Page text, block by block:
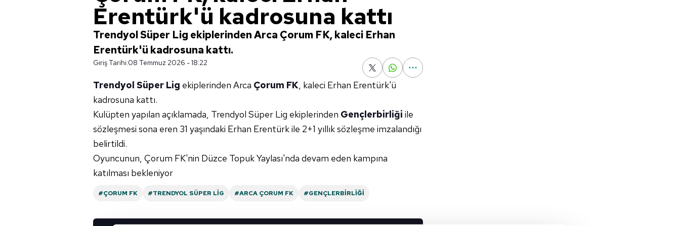
Erentürk'ü kadrosuna kattı
Trendyol Süper Lig ekiplerinden Arca Çorum FK, kaleci Erhan
Erentürk'ü kadrosuna kattı.
Giriş Tarihi:08 Temmuz 2026 - 18:22
Trendyol Süper Lig ekiplerinden Arca Çorum FK, kaleci Erhan Erentürk'ü
kadrosuna kattı.
Kulüpten yapılan açıklamada, Trendyol Süper Lig ekiplerinden Gençlerbirliği ile
sözleşmesi sona eren 31 yaşındaki Erhan Erentürk ile 2+1 yıllık sözleşme imzalandığı
belirtildi.
Oyuncunun, Çorum FK'nin Düzce Topuk Yaylası'nda devam eden kampına
katılması bekleniyor
#ÇORUM FK #TRENDYOL SÜPER LIG #ARCA ÇORUM FK #GENÇLERBIRLIĞI